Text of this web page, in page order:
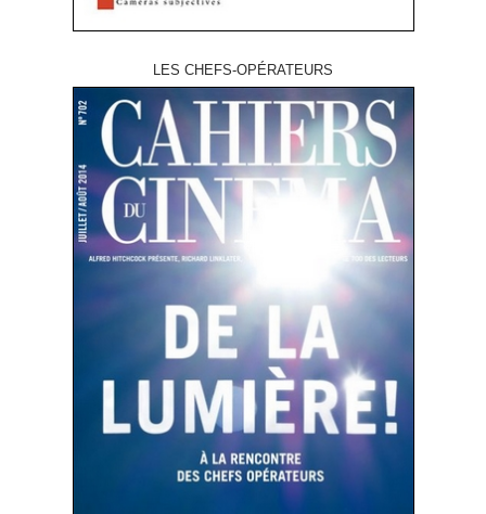
LES CHEFS-OPÉRATEURS